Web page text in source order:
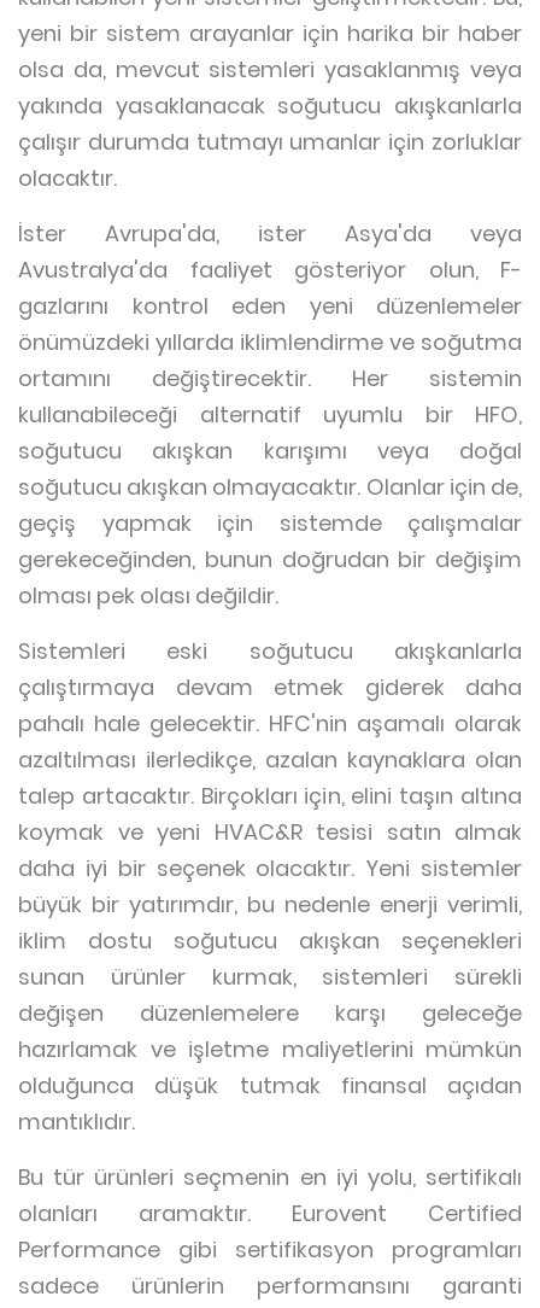
yeni bir sistem arayanlar için harika bir haber
olsa da, mevcut sistemleri yasaklanmış veya
yakında yasaklanacak soğutucu akışkanlarla
çalışır durumda tutmayı umanlar için zorluklar
olacaktır.
İster Avrupa'da, ister Asya'da veya
Avustralya'da faaliyet gösteriyor olun, F-
gazlarını kontrol eden yeni düzenlemeler
önümüzdeki yıllarda iklimlendirme ve soğutma
ortamını değiştirecektir. Her sistemin
kullanabileceği alternatif uyumlu bir HFO,
soğutucu akışkan karışımı veya doğal
soğutucu akışkan olmayacaktır. Olanlar için de,
geçiş yapmak için sistemde çalışmalar
gerekeceğinden, bunun doğrudan bir değişim
olması pek olası değildir.
Sistemleri eski soğutucu akışkanlarla
çalıştırmaya devam etmek giderek daha
pahalı hale gelecektir. HFC'nin aşamalı olarak
azaltılması ilerledikçe, azalan kaynaklara olan
talep artacaktır. Birçokları için, elini taşın altına
koymak ve yeni HVAC&R tesisi satın almak
daha iyi bir seçenek olacaktır. Yeni sistemler
büyük bir yatırımdır, bu nedenle enerji verimli,
iklim dostu soğutucu akışkan seçenekleri
sunan ürünler kurmak, sistemleri sürekli
değişen düzenlemelere karşı geleceğe
hazırlamak ve işletme maliyetlerini mümkün
olduğunca düşük tutmak finansal açıdan
mantıklıdır.
Bu tür ürünleri seçmenin en iyi yolu, sertifikalı
olanları aramaktır. Eurovent Certified
Performance gibi sertifikasyon programları
sadece ürünlerin performansını garanti